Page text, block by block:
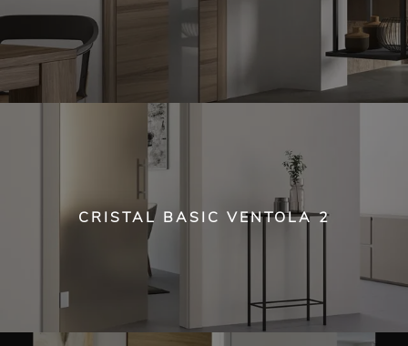
CRISTAL BASIC VENTOLA 2